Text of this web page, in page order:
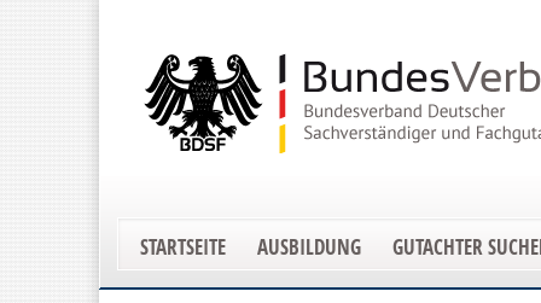
STARTSEITE AUSBILDUNG GUTACHTER